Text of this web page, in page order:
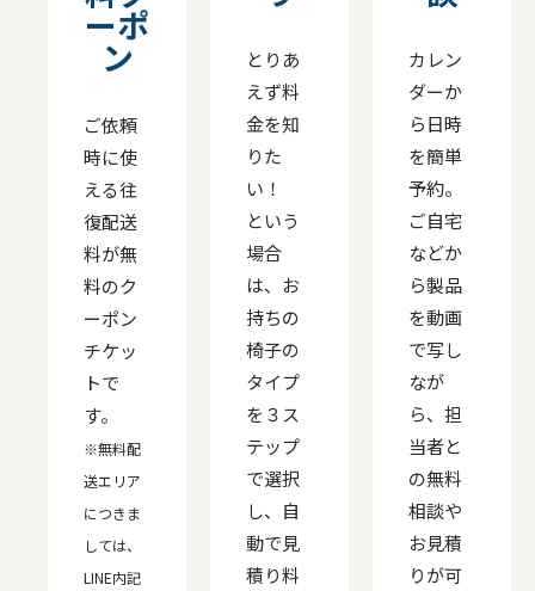
ーポ
ン
ご依頼
時に使
える往
復配送
料が無
料のク
ーポン
チケッ
トで
す。
※無料配
送エリア
につきま
しては、
LINE内記
とりあ
えず料
金を知
りた
い！
という
場合
は、お
持ちの
椅子の
タイプ
を３ス
テップ
で選択
し、自
動で見
積り料
カレン
ダーか
ら日時
を簡単
予約。
ご自宅
などか
ら製品
を動画
で写し
なが
ら、担
当者と
の無料
相談や
お見積
りが可